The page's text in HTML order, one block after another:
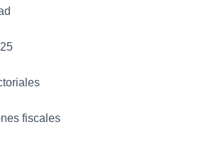
fiscales